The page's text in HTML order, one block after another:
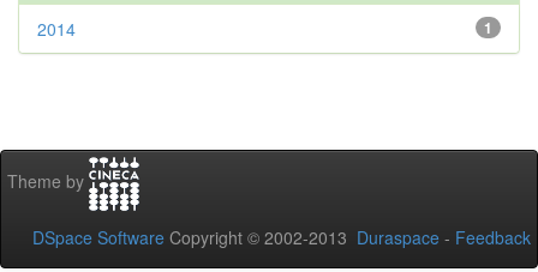
1
2014
Theme by
DSpace Software Copyright © 2002-2013 Duraspace - Feedback